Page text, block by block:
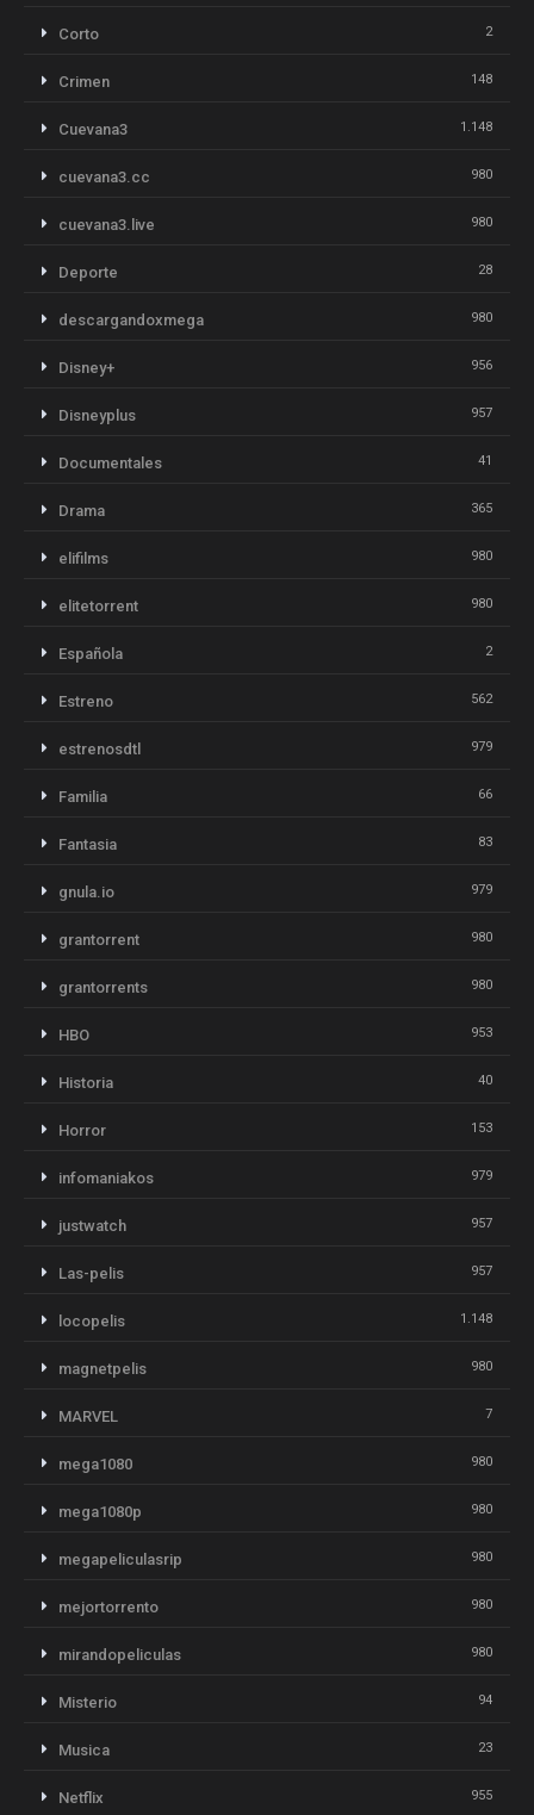
Corto 2
Crimen 148
Cuevana3 1.148
cuevana3.cc 980
cuevana3.live 980
Deporte 28
descargandoxmega 980
Disney+ 956
Disneyplus 957
Documentales 41
Drama 365
elifilms 980
elitetorrent 980
Española 2
Estreno 562
estrenosdtl 979
Familia 66
Fantasia 83
gnula.io 979
grantorrent 980
grantorrents 980
HBO 953
Historia 40
Horror 153
infomaniakos 979
justwatch 957
Las-pelis 957
locopelis 1.148
magnetpelis 980
MARVEL 7
mega1080 980
mega1080p 980
megapeliculasrip 980
mejortorrento 980
mirandopeliculas 980
Misterio 94
Musica 23
Netflix 955